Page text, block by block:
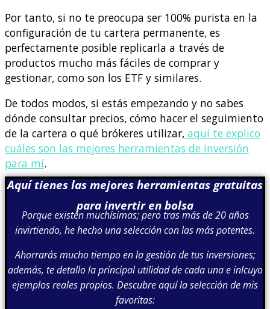
Por tanto, si no te preocupa ser 100% purista en la
configuración de tu cartera permanente, es
perfectamente posible replicarla a través de
productos mucho más fáciles de comprar y
gestionar, como son los ETF y similares.
De todos modos, si estás empezando y no sabes
dónde consultar precios, cómo hacer el seguimiento
de la cartera o qué brókeres utilizar, aquí te explico
cuáles son las mejores herramientas de inversión
para mí.
Aquí tienes las mejores herramientas gratuitas
para invertir en bolsa
Porque existen muchísimas; pero tras más de 20 años
invirtiendo, he hecho una selección con las más potentes.
Ahorrarás mucho tiempo en la gestión de tus inversiones;
además, te detallo la principal utilidad de cada una e inlcuyo
ejemplos reales propios. Descubre aquí la selección de mis
favoritas: